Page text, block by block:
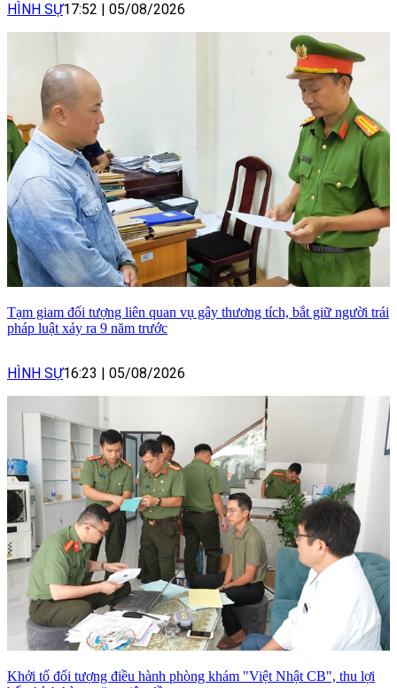
HÌNH SỰ17:52 | 05/08/2026
Tạm giam đối tượng liên quan vụ gây thương tích, bắt giữ người trái
pháp luật xảy ra 9 năm trước
HÌNH SỰ16:23 | 05/08/2026
Khởi tố đối tượng điều hành phòng khám "Việt Nhật CB", thu lợi